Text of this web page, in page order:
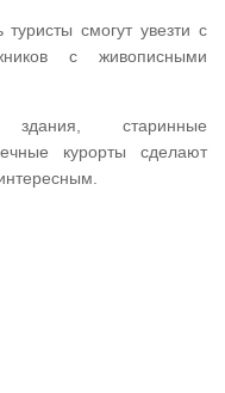
смогут увезти с
с живописными
здания, старинные
курорты сделают